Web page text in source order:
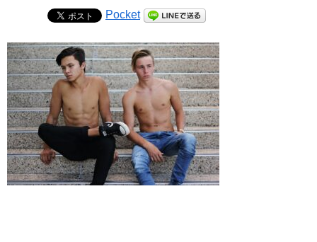
Pocket